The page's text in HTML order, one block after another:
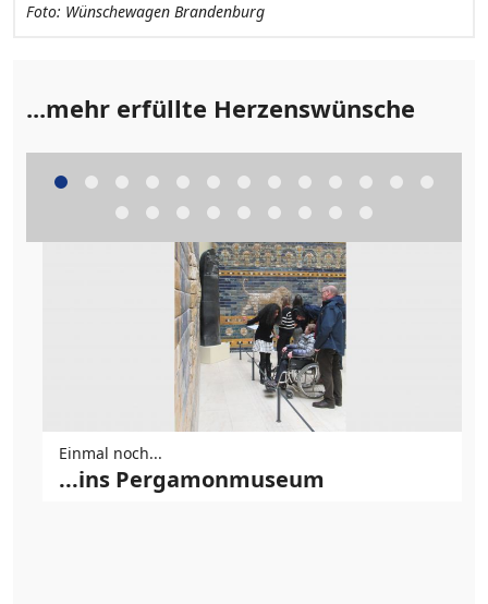
Foto: Wünschewagen Brandenburg
Foto: Wünschewagen Brandenburg
Foto: Wünschewagen Brandenburg
...mehr erfüllte Herzenswünsche
Einmal noch...
...ins Pergamonmuseum